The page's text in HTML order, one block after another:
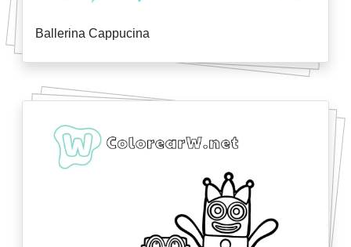
Ballerina Cappucina